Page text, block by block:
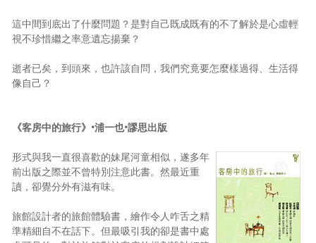
這中間到底出了什麼問題？是對自己既成既有的不了解於是心虛輕
視不珍惜繼之率意遺忘揚棄？
逝者已矣，到頭來，也許該自問，我們究竟要怎麼樣過得、生活得
像自己？
《客房中的旅行》•浦一也•謬思出版
形式與我一直很喜歡的妹尾河童相似，遂多年
前出版之際並不曾特別注意此書。然最近重
讀，卻覺分外有滋有味。
旅館設計者的旅館體驗書，繪作令人咋舌之精
準精細自不在話下。但最吸引我的卻是書中處